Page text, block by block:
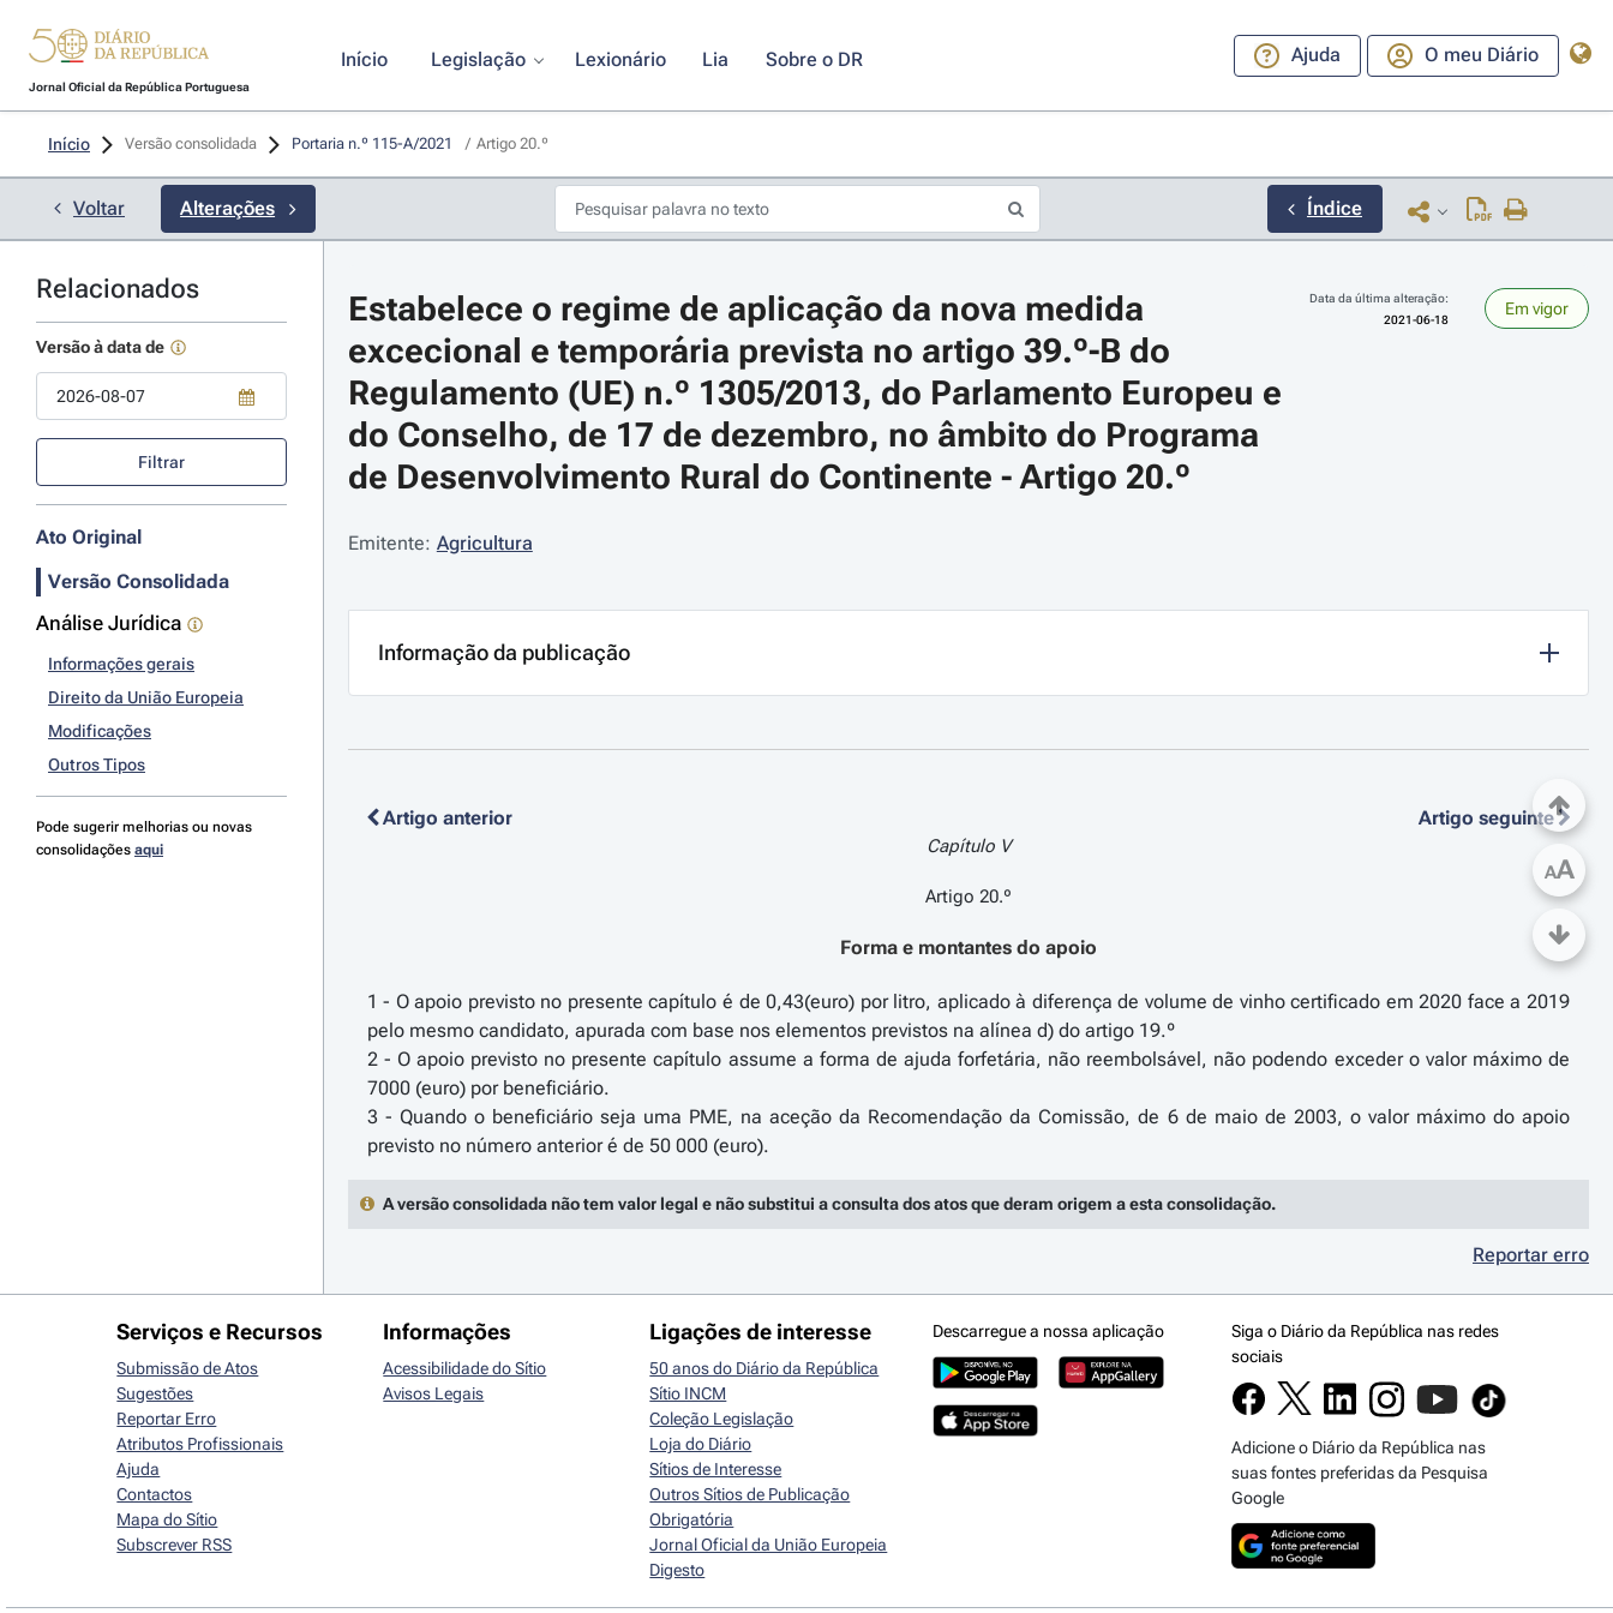
Jornal Oficial da República Portuguesa
Início Legislação Lexionário Lia Sobre o DR Ajuda O meu Diário
Início Versão consolidada Portaria n.º 115-A/2021 / Artigo 20.º
Voltar Alterações Índice
Relacionados
Versão à data de
Use a tecla de seta para baixo para abrir o calendário; Use as teclas de seta para navegar pelos dias do calendário; Use cmd ou ctrl + seta para a direita ou esquerda para navegar pelos meses; Use cmd ou ctrl +
Filtrar
Ato Original
Versão Consolidada
Análise Jurídica
Informações gerais
Direito da União Europeia
Modificações
Outros Tipos
Pode sugerir melhorias ou novas
consolidações aqui
Estabelece o regime de aplicação da nova medida
excecional e temporária prevista no artigo 39.º-B do
Regulamento (UE) n.º 1305/2013, do Parlamento Europeu e
do Conselho, de 17 de dezembro, no âmbito do Programa
de Desenvolvimento Rural do Continente - Artigo 20.º
Data da última alteração:
2021-06-18
Em vigor
Emitente: Agricultura
Informação da publicação
Artigo anterior Artigo seguinte
Capítulo V
Artigo 20.º
Forma e montantes do apoio
1 - O apoio previsto no presente capítulo é de 0,43(euro) por litro, aplicado à diferença de volume de vinho certificado em 2020 face a 2019
pelo mesmo candidato, apurada com base nos elementos previstos na alínea d) do artigo 19.º
2 - O apoio previsto no presente capítulo assume a forma de ajuda forfetária, não reembolsável, não podendo exceder o valor máximo de
7000 (euro) por beneficiário.
3 - Quando o beneficiário seja uma PME, na aceção da Recomendação da Comissão, de 6 de maio de 2003, o valor máximo do apoio
A versão consolidada não tem valor legal e não substitui a consulta dos atos que deram origem a esta consolidação.
Reportar erro
AA
Serviços e Recursos
Submissão de Atos
Sugestões
Reportar Erro
Atributos Profissionais
Ajuda
Contactos
Mapa do Sítio
Subscrever RSS
Informações
Acessibilidade do Sítio
Avisos Legais
Ligações de interesse
50 anos do Diário da República
Sítio INCM
Coleção Legislação
Loja do Diário
Sítios de Interesse
Outros Sítios de Publicação
Obrigatória
Jornal Oficial da União Europeia
Digesto
Descarregue a nossa aplicação
Siga o Diário da República nas redes
sociais
Adicione o Diário da República nas
suas fontes preferidas da Pesquisa
Google